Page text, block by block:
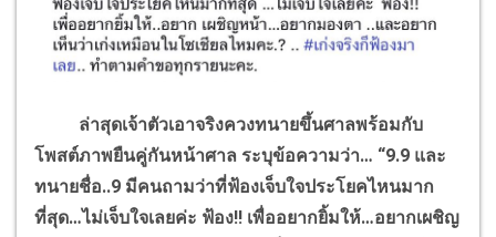
ล่าสุดเจ้าตัวเอาจริงควงทนายขึ้นศาลพร้อมกับ
โพสต์ภาพยืนคู่กันหน้าศาล ระบุข้อความว่า… “9.9 และ
ทนายชื่อ..9 มีคนถามว่าที่ฟ้องเจ็บใจประโยคไหนมาก
ที่สุด…ไม่เจ็บใจเลยค่ะ ฟ้อง!! เพื่ออยากยิ้มให้…อยากเผชิญ